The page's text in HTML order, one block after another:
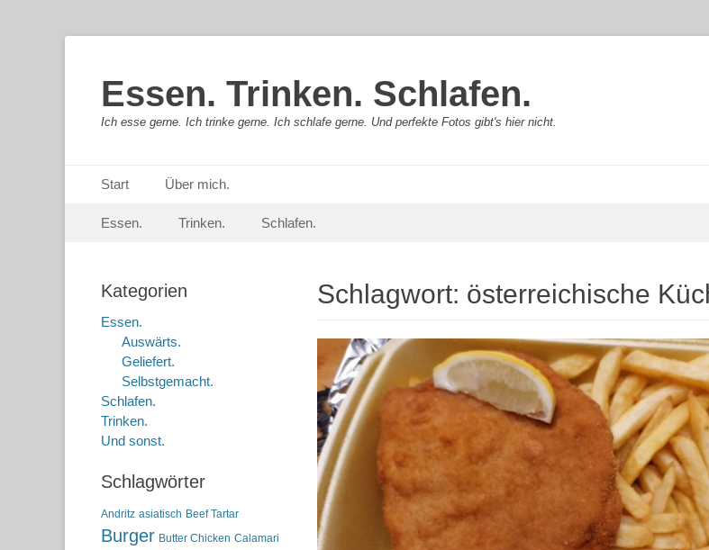
Essen. Trinken. Schlafen.
Ich esse gerne. Ich trinke gerne. Ich schlafe gerne. Und perfekte Fotos gibt's hier nicht.
Primäres Menü
zum
Start Über mich.
Sekundär-Menü
zum
Essen. Trinken. Schlafen.
Schlagwort: österreichische
Kategorien
Essen.
Auswärts.
Geliefert.
Selbstgemacht.
Schlafen.
Trinken.
Und sonst.
Schlagwörter
Andritz asiatisch Beef Tartar
Burger Butter Chicken Calamari